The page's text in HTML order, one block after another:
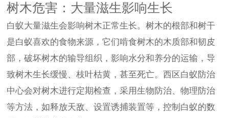
树木危害：大量滋生影响生长
白蚁大量滋生会影响树木正常生长。树木的根部和树干
是白蚁喜欢的食物来源，它们啃食树木的木质部和韧皮
部，破坏树木的输导组织，影响水分和养分的运输，导
致树木生长缓慢、枝叶枯黄，甚至死亡。西区白蚁防治
中心会对树木进行定期检查，采用生物防治、物理防治
等方法，如释放天敌、设置诱捕装置等，控制白蚁的数